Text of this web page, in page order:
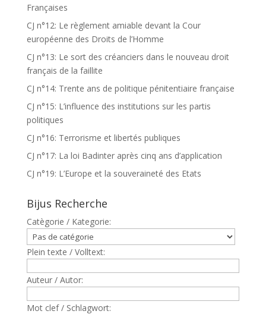
Françaises
CJ n°12: Le règlement amiable devant la Cour
européenne des Droits de l’Homme
CJ n°13: Le sort des créanciers dans le nouveau droit
français de la faillite
CJ n°14: Trente ans de politique pénitentiaire française
CJ n°15: L’influence des institutions sur les partis
politiques
CJ n°16: Terrorisme et libertés publiques
CJ n°17: La loi Badinter après cinq ans d’application
CJ n°19: L’Europe et la souveraineté des Etats
Bijus Recherche
Catègorie / Kategorie:
Plein texte / Volltext:
Auteur / Autor:
Mot clef / Schlagwort: